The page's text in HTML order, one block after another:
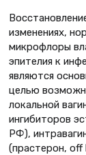
изменениях,
микрофлоры
эпителия к
являются
целью
локальной
ингибиторов
РФ),
(прастерон, off